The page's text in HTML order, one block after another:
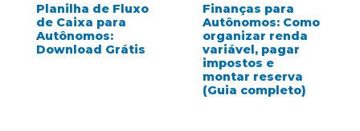
Planilha de Fluxo
de Caixa para
Autônomos:
Download Grátis
Finanças para
Autônomos: Como
organizar renda
variável, pagar
impostos e
montar reserva
(Guia completo)